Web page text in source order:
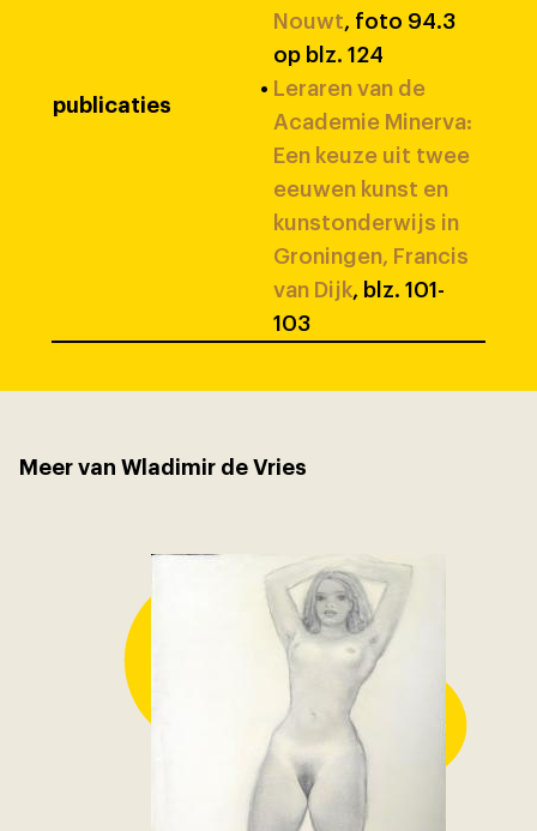
publicaties
Nouwt, foto 94.3
op blz. 124
• Leraren van de
Academie Minerva:
Een keuze uit twee
eeuwen kunst en
kunstonderwijs in
Groningen, Francis
van Dijk, blz. 101-
103
Meer van Wladimir de Vries